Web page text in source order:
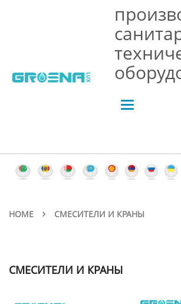
Toggle
HOME СМЕСИТЕЛИ И КРАНЫ
СМЕСИТЕЛИ И КРАНЫ